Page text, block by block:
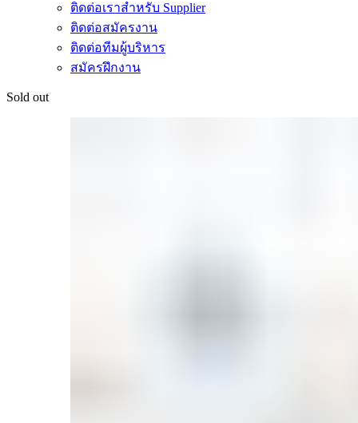
ติดต่อเราสำหรับ Supplier
ติดต่อสมัครงาน
ติดต่อทีมผู้บริหาร
สมัครฝึกงาน
Sold out